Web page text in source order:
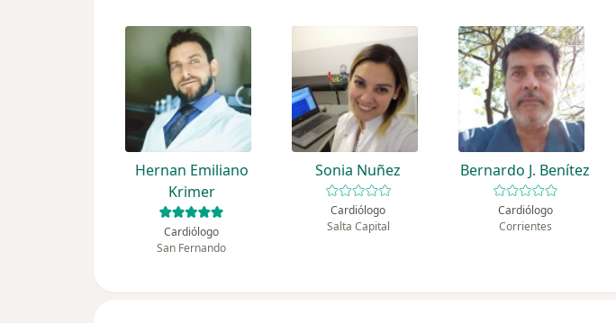
Hernan Emiliano
Krimer
Cardiólogo
San Fernando
Sonia Nuñez
Cardiólogo
Salta Capital
Bernardo J. Benítez
Cardiólogo
Corrientes